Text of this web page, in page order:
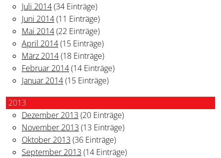
Juli 2014(34 Einträge)
Juni 2014(11 Einträge)
Mai 2014(22 Einträge)
April 2014(15 Einträge)
März 2014(18 Einträge)
Februar 2014(14 Einträge)
Januar 2014(15 Einträge)
2013
Dezember 2013 (20 Einträge)
November 2013 (13 Einträge)
Oktober 2013 (36 Einträge)
September 2013 (14 Einträge)